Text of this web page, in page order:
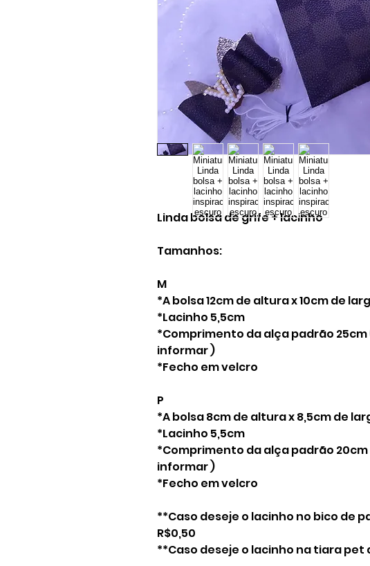
Linda bolsa de grife + lacinho
Tamanhos:
M
*A bolsa 12cm de altura x 10cm de
*Lacinho 5,5cm
*Comprimento da alça padrão
informar )
*Fecho em velcro
P
*A bolsa 8cm de altura x 8,5cm de
*Lacinho 5,5cm
*Comprimento da alça padrão
informar )
*Fecho em velcro
**Caso deseje o lacinho no bico de
R$0,50
**Caso deseje o lacinho na tiara pet